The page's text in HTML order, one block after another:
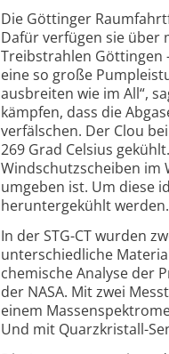
Die Göttinger
Dafür verfügen sie über
Treibstrahlen Göttingen
eine so große
ausbreiten wie im All“,
kämpfen, dass die
verfälschen. Der Clou
269 Grad Celsius
Windschutz­scheiben im
umgeben ist. Um diese
heruntergekühlt
In der STG-CT wurden
unterschiedliche
chemische Analyse der
der NASA. Mit zwei
einem
Und mit Quarzkristall-